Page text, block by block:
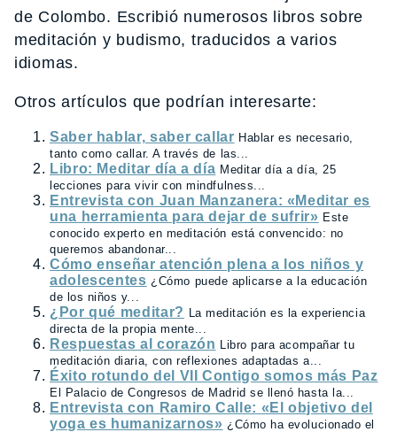
de Colombo. Escribió numerosos libros sobre
meditación y budismo, traducidos a varios
idiomas.
Otros artículos que podrían interesarte:
Saber hablar, saber callar Hablar es necesario,
tanto como callar. A través de las...
Libro: Meditar día a día Meditar día a día, 25
lecciones para vivir con mindfulness...
Entrevista con Juan Manzanera: «Meditar es
una herramienta para dejar de sufrir» Este
conocido experto en meditación está convencido: no
queremos abandonar...
Cómo enseñar atención plena a los niños y
adolescentes ¿Cómo puede aplicarse a la educación
de los niños y...
¿Por qué meditar? La meditación es la experiencia
directa de la propia mente...
Respuestas al corazón Libro para acompañar tu
meditación diaria, con reflexiones adaptadas a...
Éxito rotundo del VII Contigo somos más Paz
El Palacio de Congresos de Madrid se llenó hasta la...
Entrevista con Ramiro Calle: «El objetivo del
yoga es humanizarnos» ¿Cómo ha evolucionado el